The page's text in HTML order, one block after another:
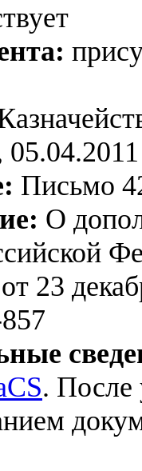
05.04.2011
Письмо
О
от 23
. После